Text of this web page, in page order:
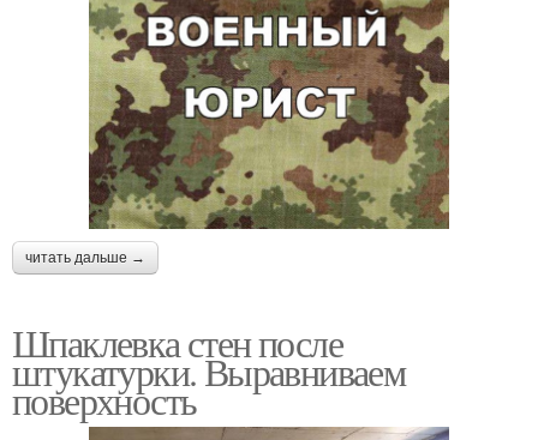
читать дальше →
Шпаклевка стен после
штукатурки. Выравниваем
поверхность